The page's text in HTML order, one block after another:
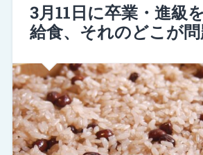
3月11日に卒業・進級
給食、それのどこが